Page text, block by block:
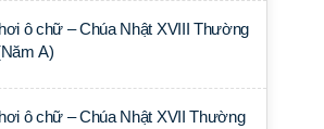
ô chữ – Chúa Nhật XVIII Thường
A)
ô chữ – Chúa Nhật XVII Thường